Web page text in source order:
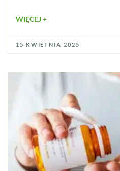
WIĘCEJ +
15 KWIETNIA 2025